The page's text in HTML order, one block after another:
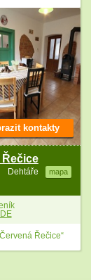
Dehtáře mapa
kontakty
Řečice“